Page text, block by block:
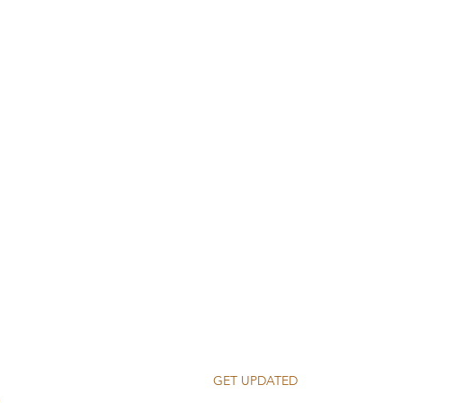
GET UPDATED